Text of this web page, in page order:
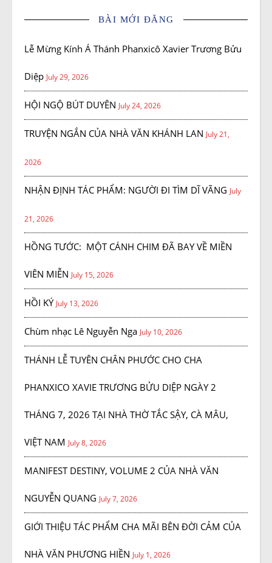
BÀI MỚI ĐĂNG
Lễ Mừng Kính Á Thánh Phanxicô Xavier Trương Bửu
Diệp July 29, 2026
HỘI NGỘ BÚT DUYÊN July 24, 2026
TRUYỆN NGẮN CỦA NHÀ VĂN KHÁNH LAN July 21,
2026
NHẬN ĐỊNH TÁC PHẨM: NGƯỜI ĐI TÌM DĨ VÃNG July
21, 2026
HỒNG TƯỚC: MỘT CÁNH CHIM ĐÃ BAY VỀ MIỀN
VIÊN MIỄN July 15, 2026
HỒI KÝ July 13, 2026
Chùm nhạc Lê Nguyễn Nga July 10, 2026
THÁNH LỄ TUYÊN CHÂN PHƯỚC CHO CHA
PHANXICO XAVIE TRƯƠNG BỬU DIỆP NGÀY 2
THÁNG 7, 2026 TẠI NHÀ THỜ TẮC SẬY, CÀ MÂU,
VIỆT NAM July 8, 2026
MANIFEST DESTINY, VOLUME 2 CỦA NHÀ VĂN
NGUYỄN QUANG July 7, 2026
GIỚI THIỆU TÁC PHẨM CHA MÃI BÊN ĐỜI CẢM CỦA
NHÀ VĂN PHƯƠNG HIỀN July 1, 2026